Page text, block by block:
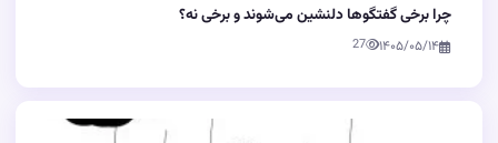
چرا برخی گفتگوها دلنشین می‌شوند و برخی نه؟
۱۴۰۵/۰۵/۱۴ 27